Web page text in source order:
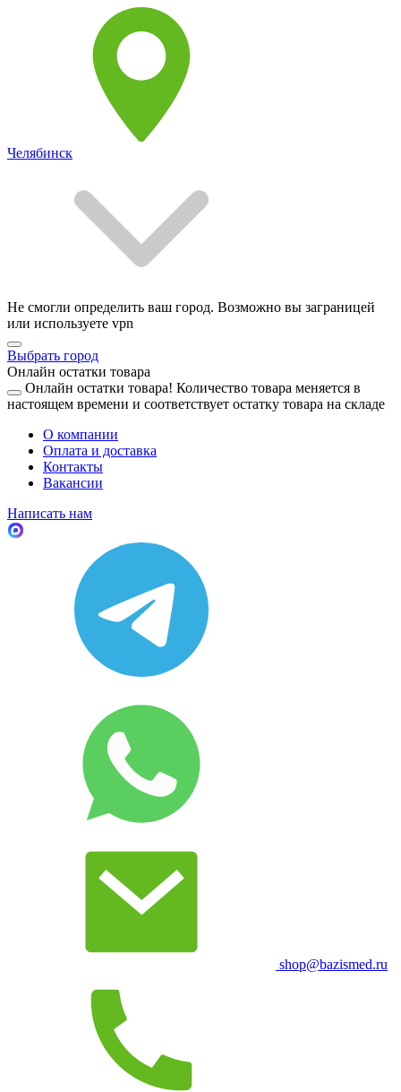
Челябинск
Не смогли определить ваш город. Возможно вы заграницей
или используете vpn
Выбрать город
Онлайн остатки товара
Онлайн остатки товара! Количество товара меняется в
настоящем времени и соответствует остатку товара на складе
О компании
Оплата и доставка
Контакты
Вакансии
Написать нам
shop@bazismed.ru